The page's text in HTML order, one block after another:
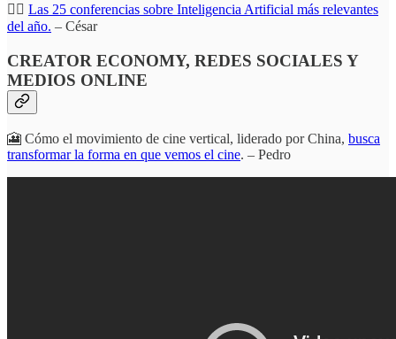
✍🏽 Las 25 conferencias sobre Inteligencia Artificial más relevantes
del año. – César
CREATOR ECONOMY, REDES SOCIALES Y
MEDIOS ONLINE
🎦 Cómo el movimiento de cine vertical, liderado por China, busca
transformar la forma en que vemos el cine. – Pedro